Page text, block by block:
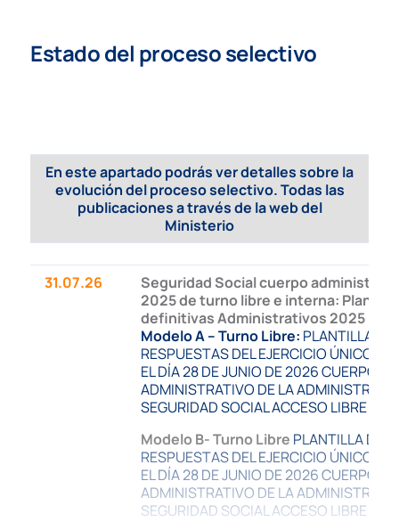
Estado del proceso selectivo
En este apartado podrás ver detalles sobre la
evolución del proceso selectivo. Todas las
publicaciones a través de laweb del
Ministerio
31.07.26
Seguridad Social cuerpo
2025 de turno libre e interna:
definitivas Administrativos 2025
Modelo A – Turno Libre: PLANTILLA
RESPUESTAS DEL EJERCICIO ÚNICO
EL DÍA 28 DE JUNIO DE 2026 CUERPO
ADMINISTRATIVO DE LA
SEGURIDAD SOCIAL ACCESO LIBRE
Modelo B- Turno Libre PLANTILLA
RESPUESTAS DEL EJERCICIO ÚNICO
EL DÍA 28 DE JUNIO DE 2026 CUERPO
ADMINISTRATIVO DE LA
SEGURIDAD SOCIAL ACCESO LIBRE